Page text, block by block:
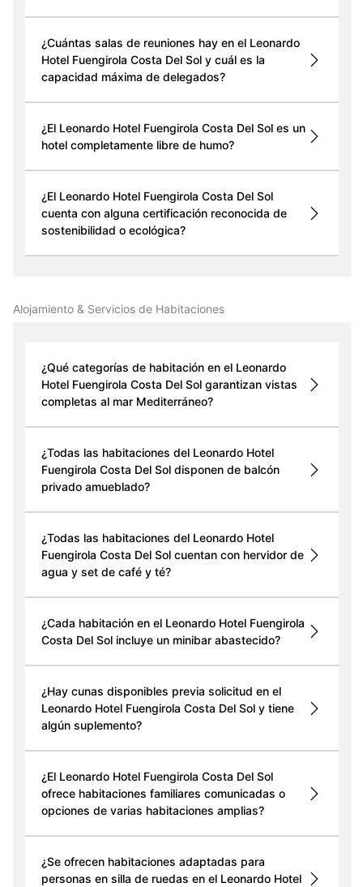
¿Cuántas salas de reuniones hay en el Leonardo
Hotel Fuengirola Costa Del Sol y cuál es la
capacidad máxima de delegados?
¿El Leonardo Hotel Fuengirola Costa Del Sol es un
hotel completamente libre de humo?
¿El Leonardo Hotel Fuengirola Costa Del Sol
cuenta con alguna certificación reconocida de
sostenibilidad o ecológica?
Alojamiento & Servicios de Habitaciones
¿Qué categorías de habitación en el Leonardo
Hotel Fuengirola Costa Del Sol garantizan vistas
completas al mar Mediterráneo?
¿Todas las habitaciones del Leonardo Hotel
Fuengirola Costa Del Sol disponen de balcón
privado amueblado?
¿Todas las habitaciones del Leonardo Hotel
Fuengirola Costa Del Sol cuentan con hervidor de
agua y set de café y té?
¿Cada habitación en el Leonardo Hotel Fuengirola
Costa Del Sol incluye un minibar abastecido?
¿Hay cunas disponibles previa solicitud en el
Leonardo Hotel Fuengirola Costa Del Sol y tiene
algún suplemento?
¿El Leonardo Hotel Fuengirola Costa Del Sol
ofrece habitaciones familiares comunicadas o
opciones de varias habitaciones amplias?
¿Se ofrecen habitaciones adaptadas para
personas en silla de ruedas en el Leonardo Hotel